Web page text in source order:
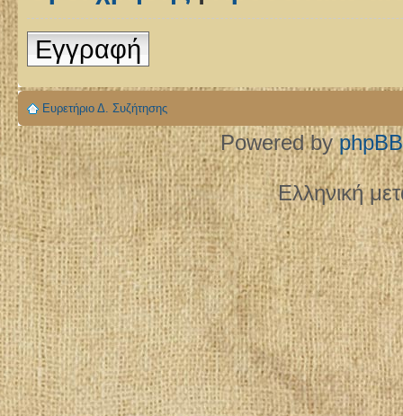
Εγγραφή
Ευρετήριο Δ. Συζήτησης
Powered byphpBB
Ελληνική